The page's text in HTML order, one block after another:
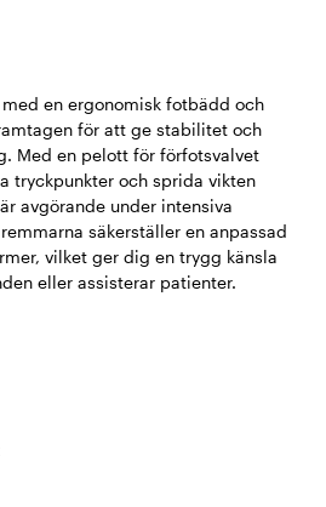
en ergonomisk fotbädd och
för att ge stabilitet och
Med en pelott för förfotsvalvet
tryckpunkter och sprida vikten
avgörande under intensiva
säkerställer en anpassad
vilket ger dig en trygg känsla
eller assisterar patienter.